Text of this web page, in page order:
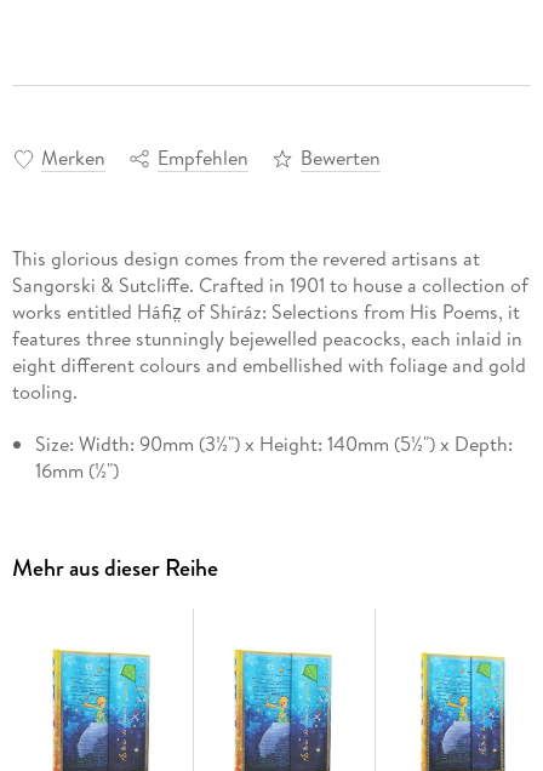
Merken Empfehlen Bewerten
This glorious design comes from the revered artisans at
Sangorski & Sutcliffe. Crafted in 1901 to house a collection of
works entitled Háfiz̤ of Shíráz: Selections from His Poems, it
features three stunningly bejewelled peacocks, each inlaid in
eight different colours and embellished with foliage and gold
tooling.
Size: Width: 90mm (3½") x Height: 140mm (5½") x Depth:
16mm (½")
Mehr aus dieser Reihe